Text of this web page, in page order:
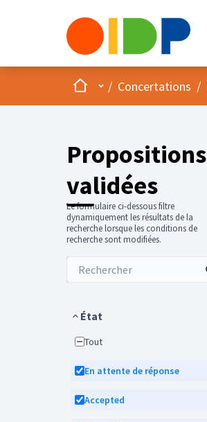
AccueilMenu principal
/ Concertations /
Propositions
validées
Le formulaire ci-dessous filtre
dynamiquement les résultats de la
recherche lorsque les conditions de
recherche sont modifiées.
État
Tout
En attente de réponse
Accepted